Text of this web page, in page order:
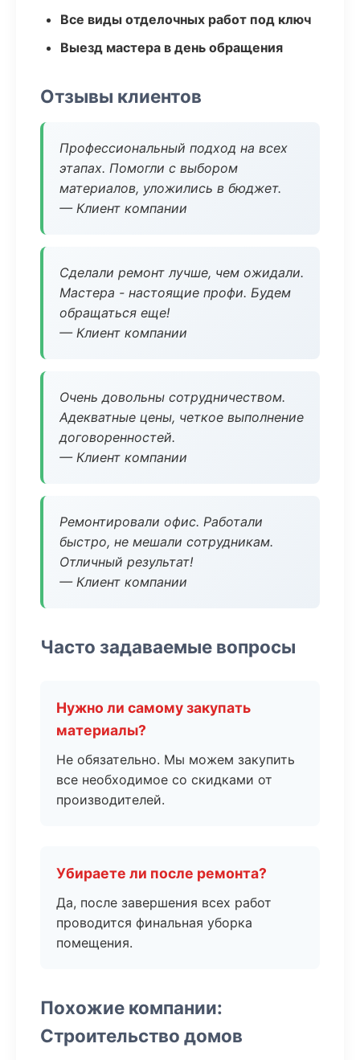
Все виды отделочных работ под ключ
Выезд мастера в день обращения
Отзывы клиентов
Профессиональный подход на всех
этапах. Помогли с выбором
материалов, уложились в бюджет.
— Клиент компании
Сделали ремонт лучше, чем ожидали.
Мастера - настоящие профи. Будем
обращаться еще!
— Клиент компании
Очень довольны сотрудничеством.
Адекватные цены, четкое выполнение
договоренностей.
— Клиент компании
Ремонтировали офис. Работали
быстро, не мешали сотрудникам.
Отличный результат!
— Клиент компании
Часто задаваемые вопросы
Нужно ли самому закупать
материалы?
Не обязательно. Мы можем закупить
все необходимое со скидками от
производителей.
Убираете ли после ремонта?
Да, после завершения всех работ
проводится финальная уборка
помещения.
Похожие компании:
Строительство домов